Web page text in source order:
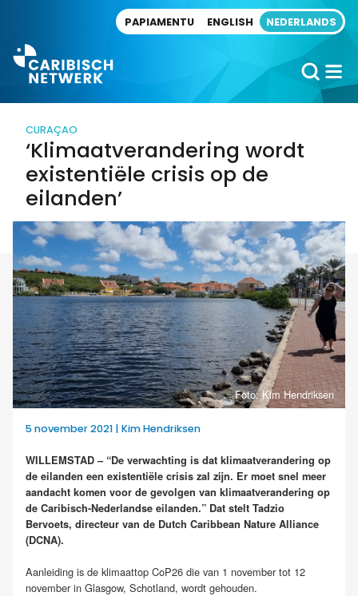
PAPIAMENTU ENGLISH NEDERLANDS
CURAÇAO
‘Klimaatverandering wordt
existentiële crisis op de
eilanden’
Foto: Kim Hendriksen
5 november 2021 | Kim Hendriksen
WILLEMSTAD – “De verwachting is dat klimaatverandering op
de eilanden een existentiële crisis zal zijn. Er moet snel meer
aandacht komen voor de gevolgen van klimaatverandering op
de Caribisch-Nederlandse eilanden.” Dat stelt Tadzio
Bervoets, directeur van de Dutch Caribbean Nature Alliance
(DCNA).
Aanleiding is de klimaattop CoP26 die van 1 november tot 12
november in Glasgow, Schotland, wordt gehouden.